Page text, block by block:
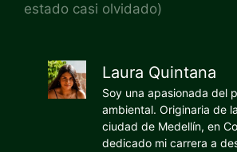
estado casi olvidado)
Laura Quintana
Soy una apasionada del
ambiental. Originaria de
ciudad de Medellín, en
dedicado mi carrera a